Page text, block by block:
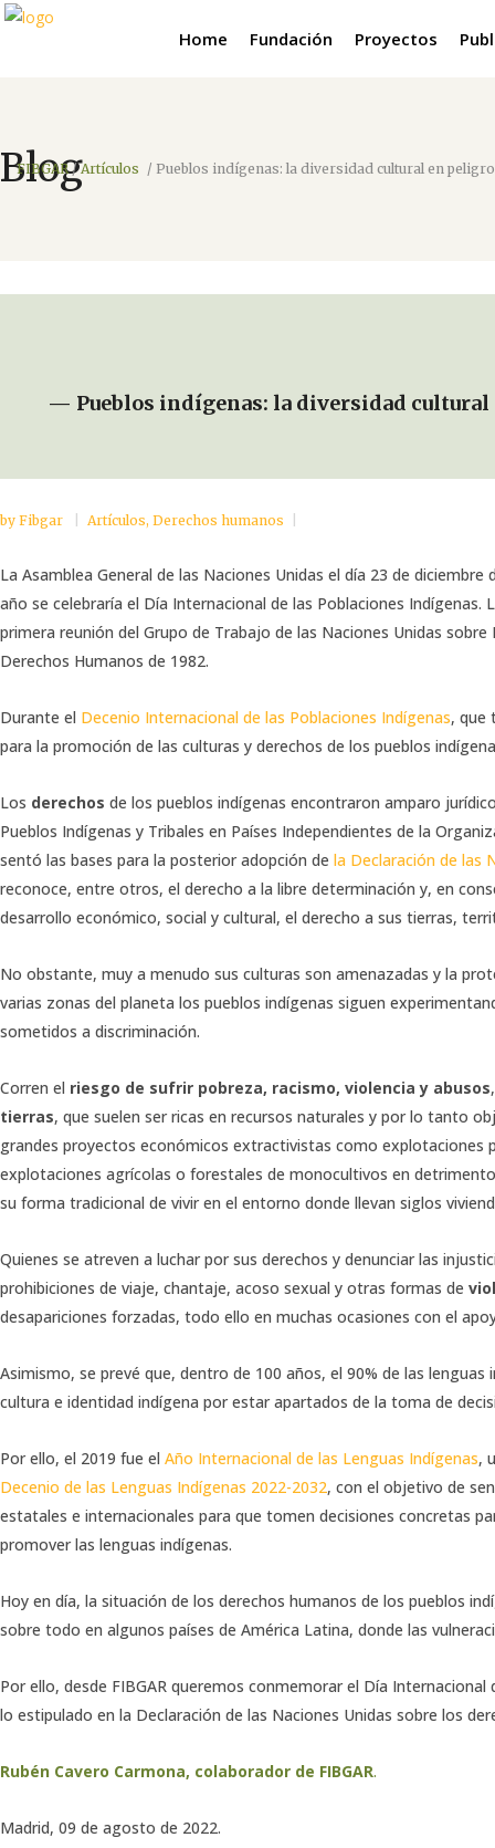
Home Fundación Proyectos
Blog
FIBGAR/Artículos / Pueblos indígenas: la diversidad cultural en peligro
— Pueblos indígenas: la diversidad
by Fibgar Artículos, Derechos humanos
La Asamblea General de las Naciones Unidas el día 23 de
año se celebraría el Día Internacional de las Poblaciones
primera reunión del Grupo de Trabajo de las Naciones Unidas
Derechos Humanos de 1982.
Durante el Decenio Internacional de las Poblaciones Indígenas, que
para la promoción de las culturas y derechos de los pueblos
Los derechos de los pueblos indígenas encontraron amparo
Pueblos Indígenas y Tribales en Países Independientes de la
sentó las bases para la posterior adopción de la Declaración de las
reconoce, entre otros, el derecho a la libre determinación y, en
desarrollo económico, social y cultural, el derecho a sus tierras,
No obstante, muy a menudo sus culturas son amenazadas y la
varias zonas del planeta los pueblos indígenas siguen
sometidos a discriminación.
Corren el riesgo de sufrir pobreza, racismo, violencia y abusos
tierras, que suelen ser ricas en recursos naturales y por lo tanto
grandes proyectos económicos extractivistas como
explotaciones agrícolas o forestales de monocultivos en
su forma tradicional de vivir en el entorno donde llevan siglos
Quienes se atreven a luchar por sus derechos y denunciar las
prohibiciones de viaje, chantaje, acoso sexual y otras formas de
desapariciones forzadas, todo ello en muchas ocasiones con el
Asimismo, se prevé que, dentro de 100 años, el 90% de las
cultura e identidad indígena por estar apartados de la toma de
Por ello, el 2019 fue el Año Internacional de las Lenguas Indígenas,
Decenio de las Lenguas Indígenas 2022-2032, con el objetivo de
estatales e internacionales para que tomen decisiones concretas
promover las lenguas indígenas.
Hoy en día, la situación de los derechos humanos de los pueblos
sobre todo en algunos países de América Latina, donde las
Por ello, desde FIBGAR queremos conmemorar el Día
lo estipulado en la Declaración de las Naciones Unidas sobre los
Rubén Cavero Carmona, colaborador de FIBGAR.
Madrid, 09 de agosto de 2022.